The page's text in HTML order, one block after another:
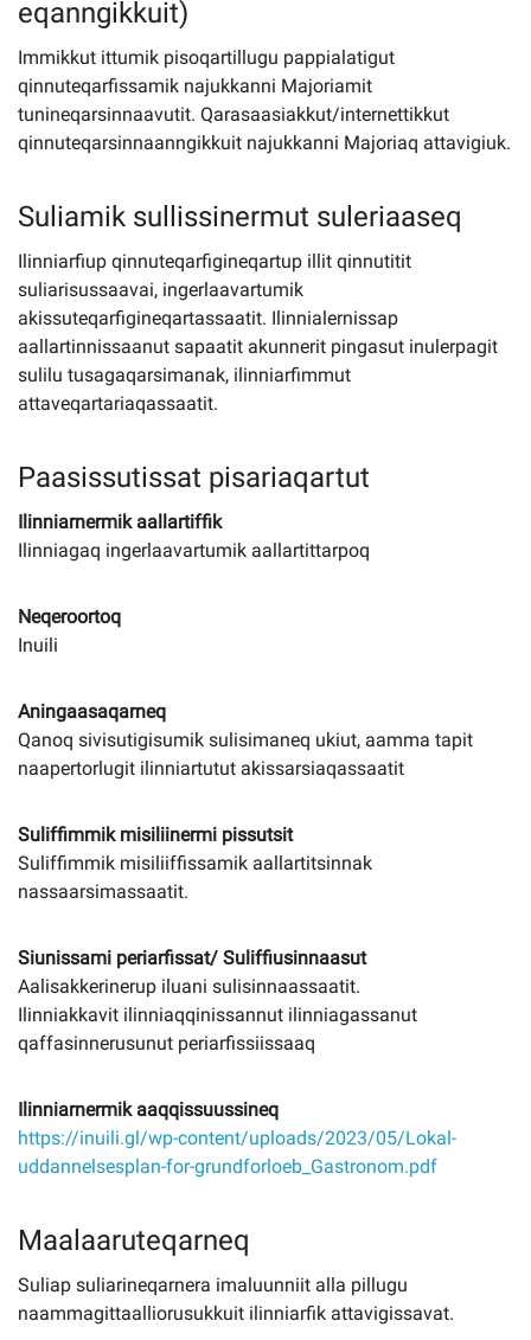
eqanngikkuit)
Immikkut ittumik pisoqartillugu pappialatigut
qinnuteqarfissamik najukkanni Majoriamit
tunineqarsinnaavutit. Qarasaasiakkut/internettikkut
qinnuteqarsinnaanngikkuit najukkanni Majoriaq attavigiuk.
Suliamik sullissinermut suleriaaseq
Ilinniarfiup qinnuteqarfigineqartup illit qinnutitit
suliarisussaavai, ingerlaavartumik
akissuteqarfigineqartassaatit. Ilinnialernissap
aallartinnissaanut sapaatit akunnerit pingasut inulerpagit
sulilu tusagaqarsimanak, ilinniarfimmut
attaveqartariaqassaatit.
Paasissutissat pisariaqartut
Ilinniarnermik aallartiffik
Ilinniagaq ingerlaavartumik aallartittarpoq
Neqeroortoq
Inuili
Aningaasaqarneq
Qanoq sivisutigisumik sulisimaneq ukiut, aamma tapit
naapertorlugit ilinniartutut akissarsiaqassaatit
Suliffimmik misiliinermi pissutsit
Suliffimmik misiliiffissamik aallartitsinnak
nassaarsimassaatit.
Siunissami periarfissat/ Suliffiusinnaasut
Aalisakkerinerup iluani sulisinnaassaatit.
Ilinniakkavit ilinniaqqinissannut ilinniagassanut
qaffasinnerusunut periarfissiissaaq
Ilinniarnermik aaqqissuussineq
https://inuili.gl/wp-content/uploads/2023/05/Lokal-
uddannelsesplan-for-grundforloeb_Gastronom.pdf
Maalaaruteqarneq
Suliap suliarineqarnera imaluunniit alla pillugu
naammagittaalliorusukkuit ilinniarfik attavigissavat.